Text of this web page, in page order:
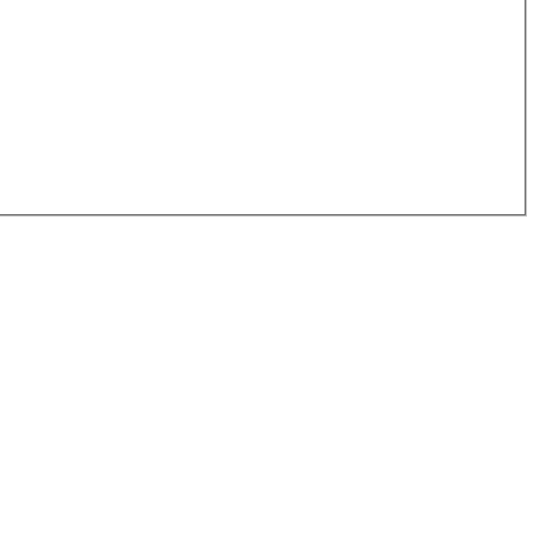
\cdot c}{\eta} \cdot p